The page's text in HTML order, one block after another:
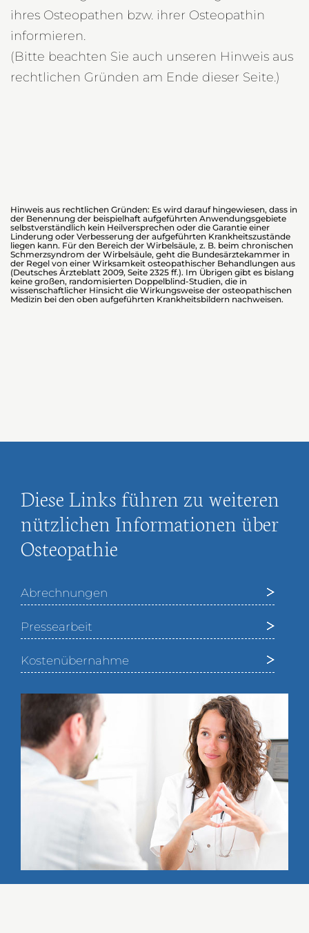
ihres Osteopathen bzw. ihrer Osteopathin
informieren.
(Bitte beachten Sie auch unseren Hinweis aus
rechtlichen Gründen am Ende dieser Seite.)
Hinweis aus rechtlichen Gründen: Es wird darauf hingewiesen, dass in
der Benennung der beispielhaft aufgeführten Anwendungsgebiete
selbstverständlich kein Heilversprechen oder die Garantie einer
Linderung oder Verbesserung der aufgeführten Krankheitszustände
liegen kann. Für den Bereich der Wirbelsäule, z. B. beim chronischen
Schmerzsyndrom der Wirbelsäule, geht die Bundesärztekammer in
der Regel von einer Wirksamkeit osteopathischer Behandlungen aus
(Deutsches Ärzteblatt 2009, Seite 2325 ff.). Im Übrigen gibt es bislang
keine großen, randomisierten Doppelblind-Studien, die in
wissenschaftlicher Hinsicht die Wirkungsweise der osteopathischen
Medizin bei den oben aufgeführten Krankheitsbildern nachweisen.
Diese Links führen zu weiteren
nützlichen Informationen über
Osteopathie
Abrechnungen
Pressearbeit
Kostenübernahme